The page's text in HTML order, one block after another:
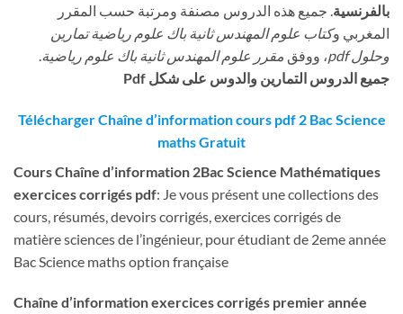
بالفرنسية. جميع هذه الدروس مصنفة ومرتبة حسب المقرر
المغربي وكتاب علوم المهندس ثانية باك علوم رياضية تمارين
وحلول pdf
، ووفق مقرر علوم المهندس ثانية باك علوم رياضية.
جميع الدروس التمارين والدوس على شكل Pdf
Télécharger Chaîne d’informationcours pdf 2 Bac Science
maths Gratuit
CoursChaîne d’information 2Bac Science Mathématiques
exercices corrigés pdf: Je vous présent une collections des
cours, résumés, devoirs corrigés, exercices corrigés de
matière sciences de l’ingénieur, pour étudiant de 2eme année
Bac Science maths option française
Chaîne d’informationexercices corrigés premier année